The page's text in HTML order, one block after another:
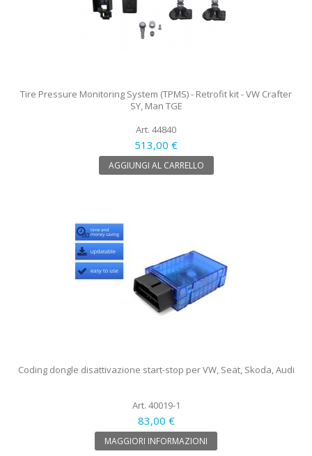
Tire Pressure Monitoring System (TPMS) - Retrofit kit - VW Crafter
SY, Man TGE
Art. 44840
513,00 €
AGGIUNGI AL CARRELLO
Coding dongle disattivazione start-stop per VW, Seat, Skoda, Audi
Art. 40019-1
83,00 €
MAGGIORI INFORMAZIONI